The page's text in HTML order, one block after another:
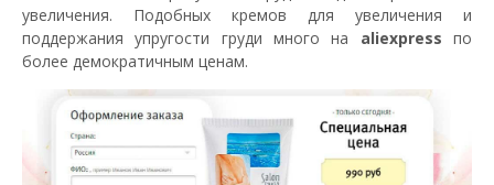
увеличения. Подобных кремов для увеличения и
поддержания упругости груди много на aliexpressпо
более демократичным ценам.